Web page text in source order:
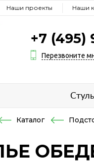
Наши проекты Наши
+7 (495)
Перезвоните
Каталог